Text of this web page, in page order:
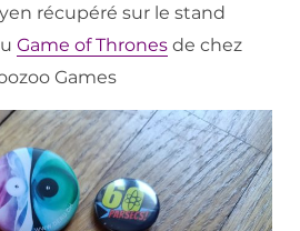
récupéré sur le stand
Game of Thrones de chez
Games